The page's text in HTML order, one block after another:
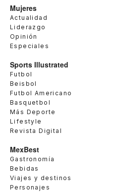
Mujeres
Actualidad
Liderazgo
Opinión
Especiales
Sports Illustrated
Futbol
Beisbol
Futbol Americano
Basquetbol
Más Deporte
Lifestyle
Revista Digital
MexBest
Gastronomía
Bebidas
Viajes y destinos
Personajes